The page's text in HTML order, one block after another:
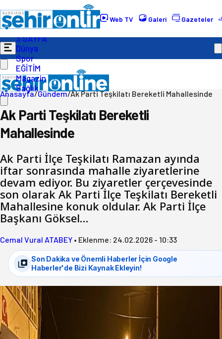
Web TV Galeri Gazeteler
Gündem
Ekonomi
Politika
3.SAYFA
Dünya
Spor
EĞİTİM
Magazin
Sağlık
Anasayfa/Gündem/Ak Parti Teşkilatı Bereketli Mahallesinde
Ak Parti Teşkilatı Bereketli
Mahallesinde
Ak Parti İlçe Teşkilatı Ramazan ayında
iftar sonrasında mahalle ziyaretlerine
devam ediyor. Bu ziyaretler çerçevesinde
son olarak Ak Parti İlçe Teşkilatı Bereketli
Mahallesine konuk oldular. Ak Parti İlçe
Başkanı Göksel…
Cemal Vural ATABEY • Eklenme: 24.02.2026 - 10:33
Son Dakika ve Önemli Haberler İçin Google
Haberler'de Bizi Kaynak Ekleyin!